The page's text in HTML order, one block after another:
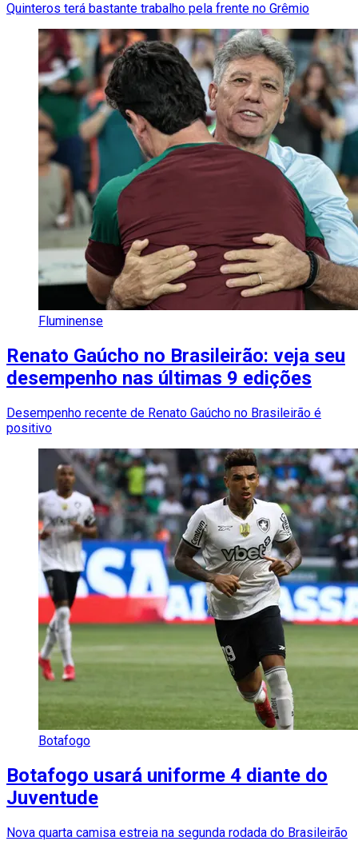
Quinteros terá bastante trabalho pela frente no Grêmio
Fluminense
Renato Gaúcho no Brasileirão: veja seu
desempenho nas últimas 9 edições
Desempenho recente de Renato Gaúcho no Brasileirão é
positivo
Botafogo
Botafogo usará uniforme 4 diante do
Juventude
Nova quarta camisa estreia na segunda rodada do Brasileirão